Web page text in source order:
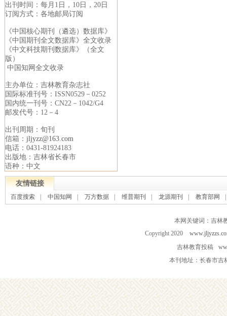
出刊时间：每月1日，10日，20日
订阅方式：各地邮局订阅
《中国核心期刊（遴选）数据库》
《中国期刊全文数据库》全文收录
《中文科技期刊数据库》（全文
版）
中国知网全文收录
主办单位：吉林教育杂志社
国际标准刊号：ISSN0529－0252
国内统一刊号：CN22－1042/G4
邮发代号：12－4
出刊周期：旬刊
信箱： jljyzz@163.com
电话：0431-81924183
出版地：吉林省长春市
语种：中文
友情链接
百度搜索 中国知网 万方数据 维普期刊 龙源期刊 教育部网
本网关键词：吉林
Copyright 2020
吉林教育投稿
本刊地址：长春市吉